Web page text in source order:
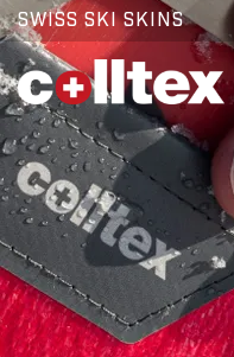
SWISS SKI SKINS